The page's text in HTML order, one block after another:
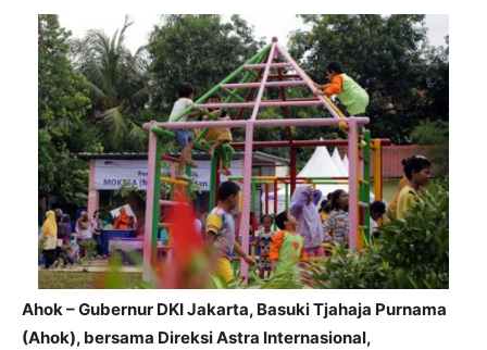
Ahok – Gubernur DKI Jakarta, Basuki Tjahaja Purnama
(Ahok), bersama Direksi Astra Internasional,